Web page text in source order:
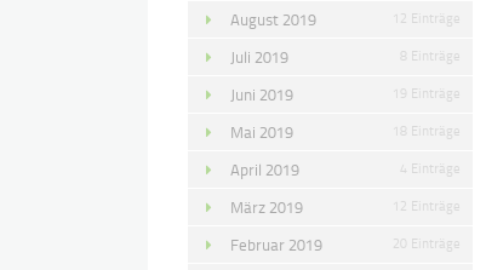
August 2019 12 Einträge
Juli 2019 8 Einträge
Juni 2019 19 Einträge
Mai 2019 18 Einträge
April 2019 4 Einträge
März 2019 12 Einträge
Februar 2019 20 Einträge